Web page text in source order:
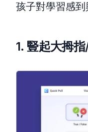
孩子對學習感到
1. 豎起大拇